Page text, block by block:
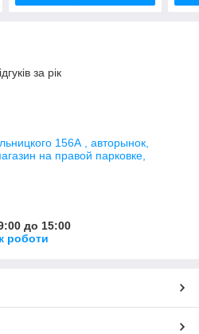
за рік
156А , авторынок,
на правой парковке,
до 15:00
роботи